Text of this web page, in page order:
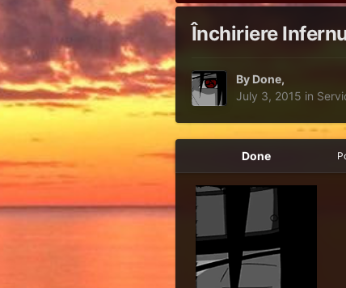
Închiriere
By Done,
July 3, 2015 in
Done